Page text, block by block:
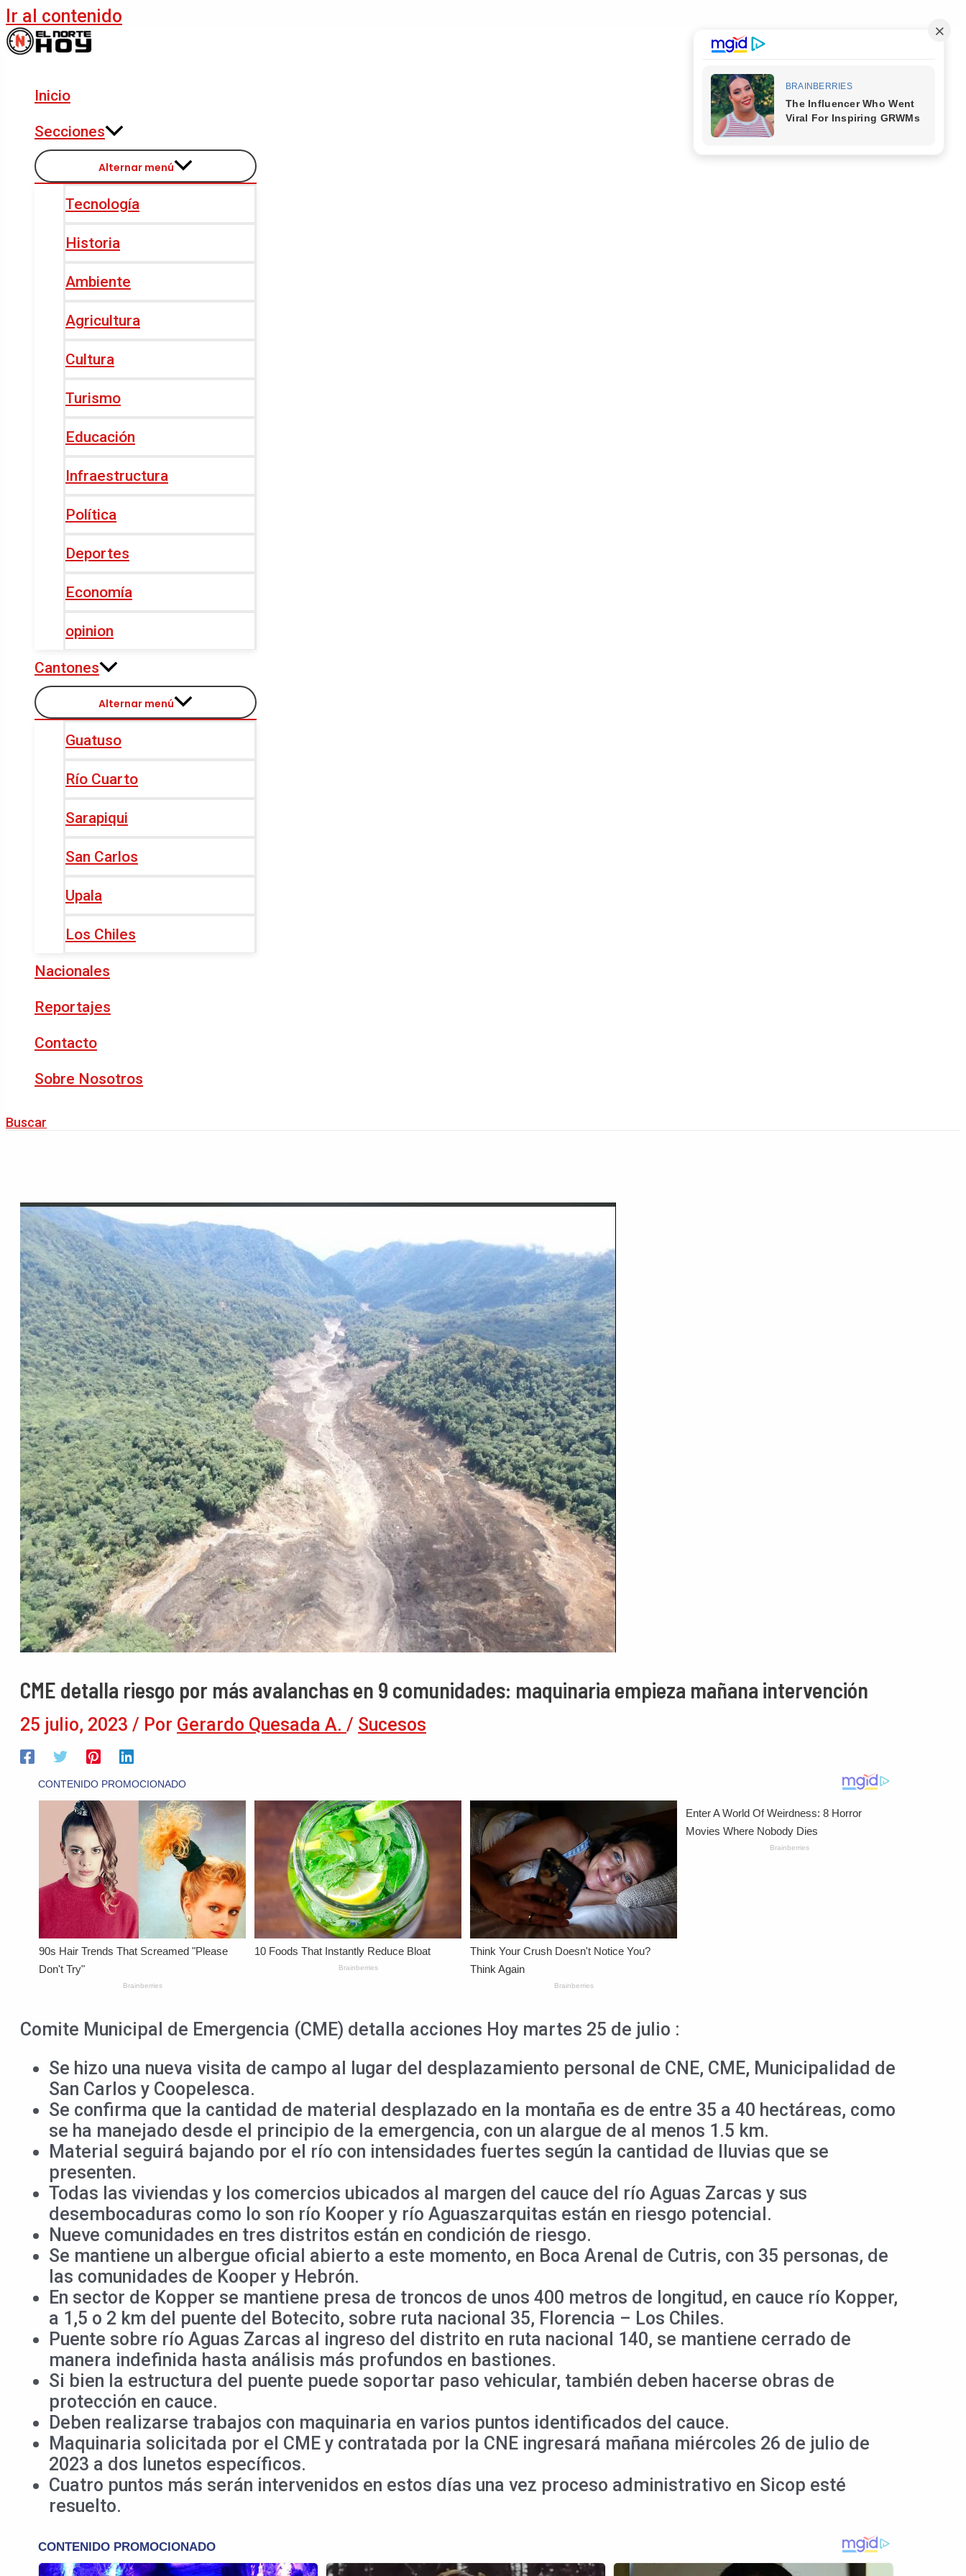
Ir al contenido
Inicio
Secciones
Alternar menú
Tecnología
Historia
Ambiente
Agricultura
Cultura
Turismo
Educación
Infraestructura
Política
Deportes
Economía
opinion
Cantones
Alternar menú
Guatuso
Río Cuarto
Sarapiqui
San Carlos
Upala
Los Chiles
Nacionales
Reportajes
Contacto
Sobre Nosotros
Buscar
CME detalla riesgo por más avalanchas en 9 comunidades: maquinaria empieza mañana intervención
25 julio, 2023 / Por Gerardo Quesada A. / Sucesos
Comite Municipal de Emergencia (CME) detalla acciones Hoy martes 25 de julio :
Se hizo una nueva visita de campo al lugar del desplazamiento personal de CNE, CME, Municipalidad de
San Carlos y Coopelesca.
Se confirma que la cantidad de material desplazado en la montaña es de entre 35 a 40 hectáreas, como
se ha manejado desde el principio de la emergencia, con un alargue de al menos 1.5 km.
Material seguirá bajando por el río con intensidades fuertes según la cantidad de lluvias que se
presenten.
Todas las viviendas y los comercios ubicados al margen del cauce del río Aguas Zarcas y sus
desembocaduras como lo son río Kooper y río Aguaszarquitas están en riesgo potencial.
Nueve comunidades en tres distritos están en condición de riesgo.
Se mantiene un albergue oficial abierto a este momento, en Boca Arenal de Cutris, con 35 personas, de
las comunidades de Kooper y Hebrón.
En sector de Kopper se mantiene presa de troncos de unos 400 metros de longitud, en cauce río Kopper,
a 1,5 o 2 km del puente del Botecito, sobre ruta nacional 35, Florencia – Los Chiles.
Puente sobre río Aguas Zarcas al ingreso del distrito en ruta nacional 140, se mantiene cerrado de
manera indefinida hasta análisis más profundos en bastiones.
Si bien la estructura del puente puede soportar paso vehicular, también deben hacerse obras de
protección en cauce.
Deben realizarse trabajos con maquinaria en varios puntos identificados del cauce.
Maquinaria solicitada por el CME y contratada por la CNE ingresará mañana miércoles 26 de julio de
2023 a dos lunetos específicos.
Cuatro puntos más serán intervenidos en estos días una vez proceso administrativo en Sicop esté
resuelto.